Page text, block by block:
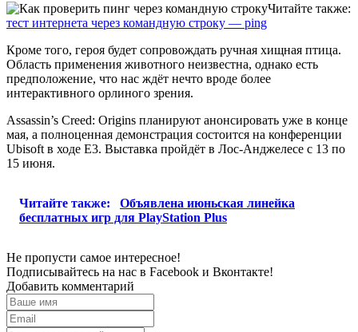
Читайте также:
тест интернета через командную строку — ping
Кроме того, героя будет сопровождать ручная хищная птица.
Область применения животного неизвестна, однако есть
предположение, что нас ждёт нечто вроде более
интерактивного орлиного зрения.
Assassin’s Creed: Origins планируют анонсировать уже в конце
мая, а полноценная демонстрация состоится на конференции
Ubisoft в ходе E3. Выставка пройдёт в Лос-Анджелесе с 13 по
15 июня.
Читайте также:
Объявлена июньская линейка
бесплатных игр для PlayStation Plus
Не пропусти самое интересное!
Подписывайтесь на нас в Facebook и Вконтакте!
Добавить комментарий